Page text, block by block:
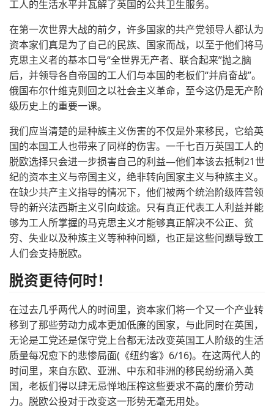
工人的生活水平并瓦解了英国的公共卫生服务。
在第一次世界大战的前夕，许多国家的共产党领导人都认为
资本家们真是为了自己的民族、国家而战，以至于他们将马
克思主义者的基本口号“全世界无产者、联合起来”抛之脑
后，并领导各自帝国的工人们与本国的老板们“并肩奋战”。
俄国布尔什维克则回之以社会主义革命，至今这仍是无产阶
级历史上的重要一课。
我们应当清楚的是种族主义伤害的不仅是外来移民，它给英
国的本国工人也带来了同样的伤害。一千七百万英国工人的
脱欧选择只会进一步损害自己的利益—他们本该去抵制21世
纪的资本主义与帝国主义，绝非转向国家主义与种族主义。
在缺少共产主义指导的情况下，他们被两个统治阶级阵营领
导的新兴法西斯主义引向歧途。只有真正代表工人利益并能
够为工人所掌握的马克思主义才能够真正解决不公正、贫
穷、失业以及种族主义等种种问题，也正是这些问题导致工
人们会支持脱欧。
脱资更待何时！
在过去几乎两代人的时间里，资本家们将一个又一个产业转
移到了那些劳动力成本更加低廉的国家，与此同时在英国，
无论是工党还是保守党上台都无法改变英国工人阶级的生活
质量每况愈下的悲惨局面(《纽约客》6/16)。在这两代人的
时间里，来自东欧、亚洲、中东和非洲的移民纷纷涌入英
国，老板们得以肆无忌惮地压榨这些要求不高的廉价劳动
力。脱欧公投对于改变这一形势无毫无用处。